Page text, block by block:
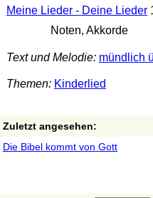
Meine Lieder - Deine Lieder
Noten, Akkorde
Text und Melodie: mündlich
Themen: Kinderlied
Zuletzt angesehen:
Die Bibel kommt von Gott